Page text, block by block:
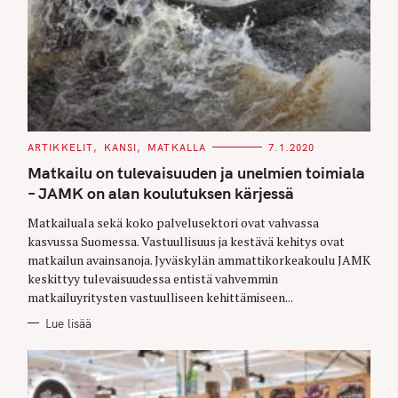
C
T
E
I
E
S
ARTIKKELIT KANSI MATKALLA 7.1.2020
Matkailu on tulevaisuuden ja unelmien toimiala
– JAMK on alan koulutuksen kärjessä
Matkailuala sekä koko palvelusektori ovat vahvassa
kasvussa Suomessa. Vastuullisuus ja kestävä kehitys ovat
matkailun avainsanoja. Jyväskylän ammattikorkeakoulu JAMK
keskittyy tulevaisuudessa entistä vahvemmin
matkailuyritysten vastuulliseen kehittämiseen...
Lue lisää